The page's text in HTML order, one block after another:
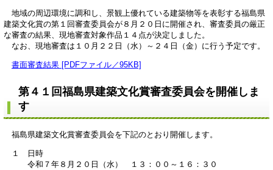
地域の周辺環境に調和し、景観上優れている建築物等を表彰する福島県
建築文化賞の第１回審査委員会が８月２０日に開催され、審査委員の厳正
な審査の結果、現地審査対象作品１４点が決定しました。
なお、現地審査は１０月２２日（水）～２４日（金）に行う予定です。
書面審査結果 [PDFファイル／95KB]
第４１回福島県建築文化賞審査委員会を開催しま
す
福島県建築文化賞審査委員会を下記のとおり開催します。
１ 日時
令和７年８月２０日（水） １３：００～１６：３０